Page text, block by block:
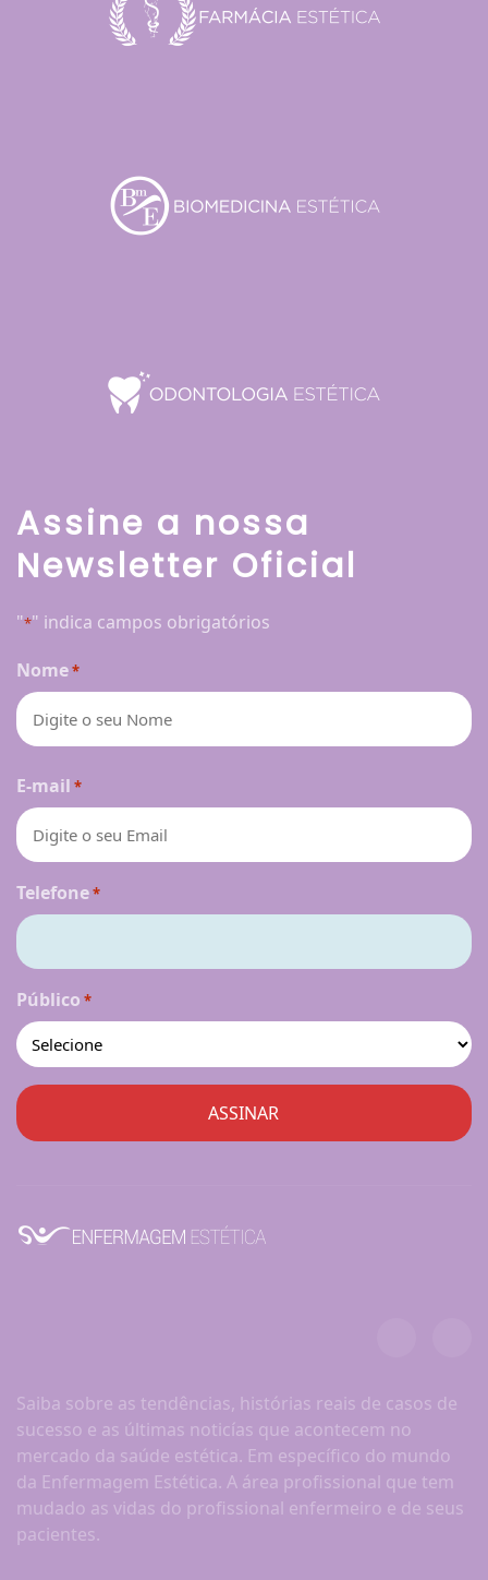
Assine a nossa
Newsletter Oficial
"*" indica campos obrigatórios
Nome*
E-mail *
Telefone*
Público *
Saiba sobre as tendências, histórias reais de casos de
sucesso e as últimas noticías que acontecem no
mercado da saúde estética. Em específico do mundo
da Enfermagem Estética. A área profissional que tem
mudado as vidas do profissional enfermeiro e de seus
pacientes.